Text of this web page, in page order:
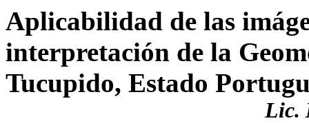
Aplicabilidad de las
interpretación de la
Tucupido, Estado
Lic.